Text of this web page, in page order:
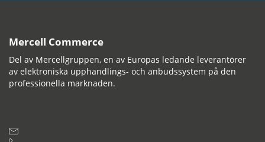
Mercell Commerce
Del av Mercellgruppen, en av Europas ledande leverantörer
av elektroniska upphandlings- och anbudssystem på den
professionella marknaden.